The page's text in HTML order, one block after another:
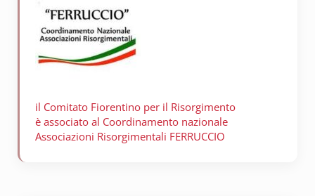
il Comitato Fiorentino per il Risorgimento
è associato al Coordinamento nazionale
Associazioni Risorgimentali FERRUCCIO